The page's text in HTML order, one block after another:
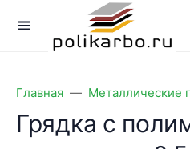
Главная Металлические
Грядка с